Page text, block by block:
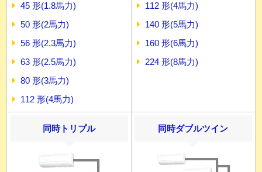
45 形(1.8馬力)
50 形(2馬力)
56 形(2.3馬力)
63 形(2.5馬力)
80 形(3馬力)
112 形(4馬力)
112 形(4馬力)
140 形(5馬力)
160 形(6馬力)
224 形(8馬力)
同時トリプル 同時ダブルツイン